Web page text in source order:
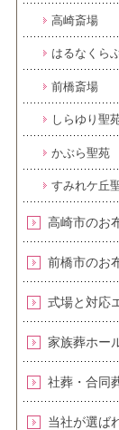
高崎斎場
はるなくら
前橋斎場
しらゆり聖
かぶら聖苑
すみれケ丘
高崎市のお
前橋市のお
式場と対応
家族葬ホー
社葬・合同
当社が選ば